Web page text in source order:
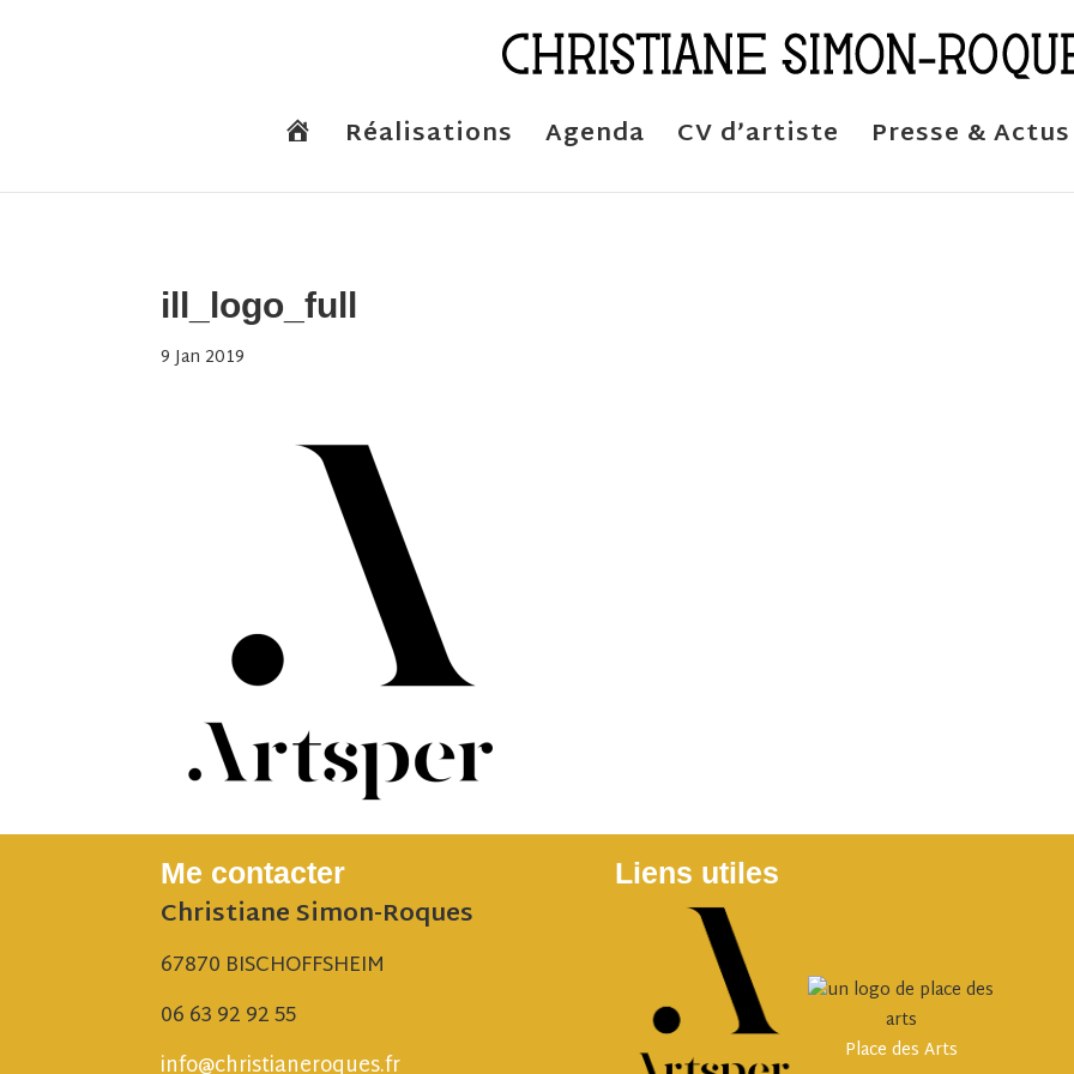
u
e
Réalisations Agenda CV d’artiste Presse & Actus
ill_logo_full
9 Jan 2019
Me contacter
Christiane Simon-Roques
67870 BISCHOFFSHEIM
06 63 92 92 55
info@christianeroques.fr
Liens utiles
Place des Arts